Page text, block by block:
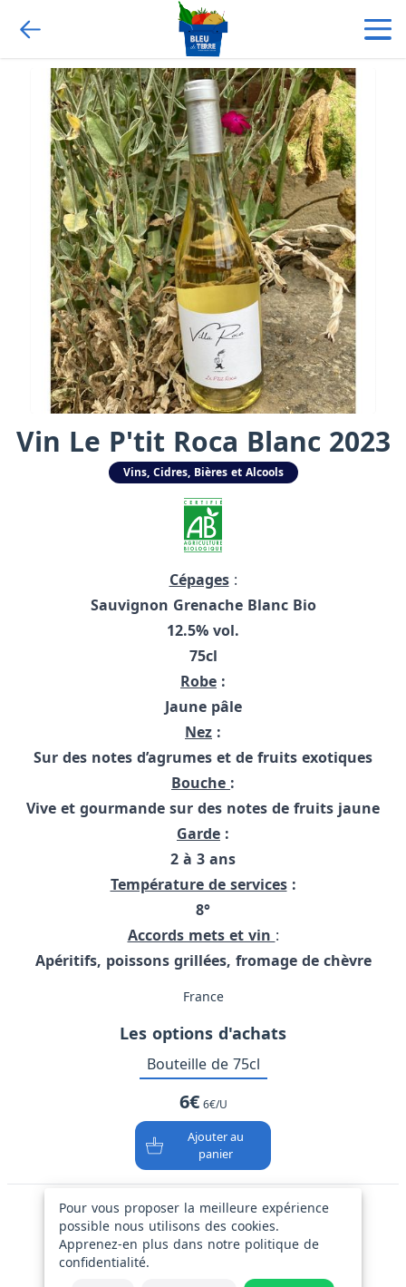
Pour vous proposer la meilleure expérience
possible nous utilisons des cookies.
Apprenez-en plus dans notre politique de
confidentialité.
Vin Le P'tit Roca Blanc 2023
Vins, Cidres, Bières et Alcools
Cépages:
Sauvignon Grenache Blanc Bio
12.5% vol.
75cl
Robe :
Jaune pâle
Nez :
Sur des notes d’agrumes et de fruits exotiques
Bouche :
Vive et gourmande sur des notes de fruits jaune
Garde :
2 à 3 ans
Température de services:
8°
Accords mets et vin :
Apéritifs, poissons grillées, fromage de chèvre
France
Les options d'achats
Bouteille de 75cl
6€ 6€/U
Ajouter au
panier
Le producteur
SARL Gauthier Vecten Sélection